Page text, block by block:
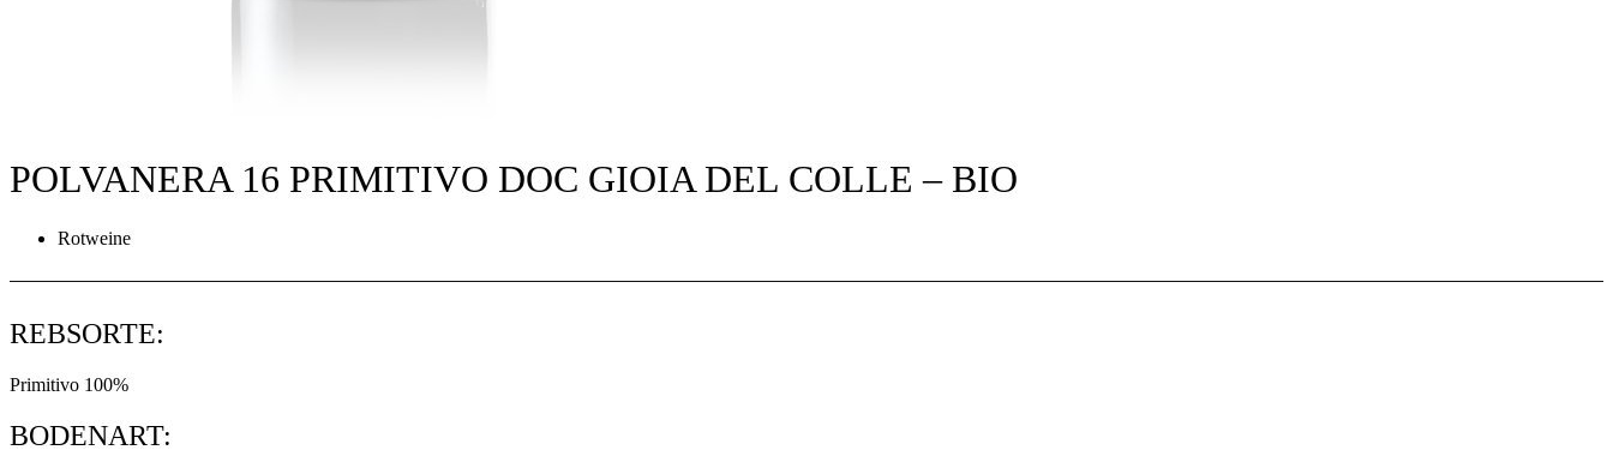
POLVANERA 16 PRIMITIVO DOC GIOIA DEL COLLE – BIO
Rotweine
REBSORTE:
Primitivo 100%
BODENART: